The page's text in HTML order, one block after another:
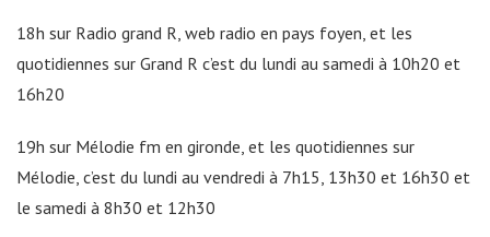
18h sur Radio grand R, web radio en pays foyen, et les
quotidiennes sur Grand R c’est du lundi au samedi à 10h20 et
16h20
19h sur Mélodie fm en gironde, et les quotidiennes sur
Mélodie, c’est du lundi au vendredi à 7h15, 13h30 et 16h30 et
le samedi à 8h30 et 12h30